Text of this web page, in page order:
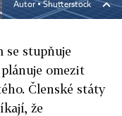
Autor ▪Shutterstock
se stupňuje
omezit
Členské státy
že